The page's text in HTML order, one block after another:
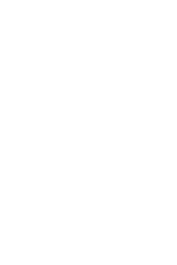
Piazza Giovene